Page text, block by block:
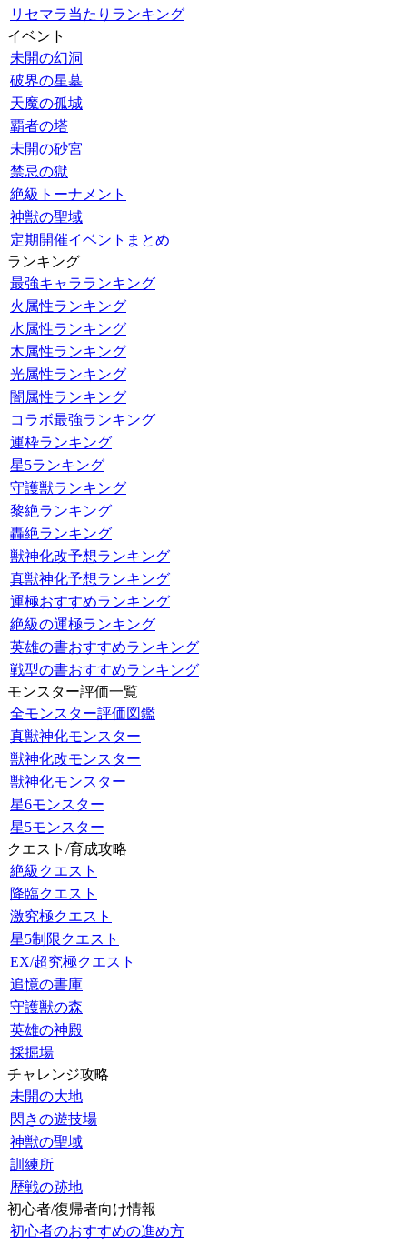
リセマラ当たりランキング
イベント
未開の幻洞
破界の星墓
天魔の孤城
覇者の塔
未開の砂宮
禁忌の獄
絶級トーナメント
神獣の聖域
定期開催イベントまとめ
ランキング
最強キャラランキング
火属性ランキング
水属性ランキング
木属性ランキング
光属性ランキング
闇属性ランキング
コラボ最強ランキング
運枠ランキング
星5ランキング
守護獣ランキング
黎絶ランキング
轟絶ランキング
獣神化改予想ランキング
真獣神化予想ランキング
運極おすすめランキング
絶級の運極ランキング
英雄の書おすすめランキング
戦型の書おすすめランキング
モンスター評価一覧
全モンスター評価図鑑
真獣神化モンスター
獣神化改モンスター
獣神化モンスター
星6モンスター
星5モンスター
クエスト/育成攻略
絶級クエスト
降臨クエスト
激究極クエスト
星5制限クエスト
EX/超究極クエスト
追憶の書庫
守護獣の森
英雄の神殿
採掘場
チャレンジ攻略
未開の大地
閃きの遊技場
神獣の聖域
訓練所
歴戦の跡地
初心者/復帰者向け情報
初心者のおすすめの進め方